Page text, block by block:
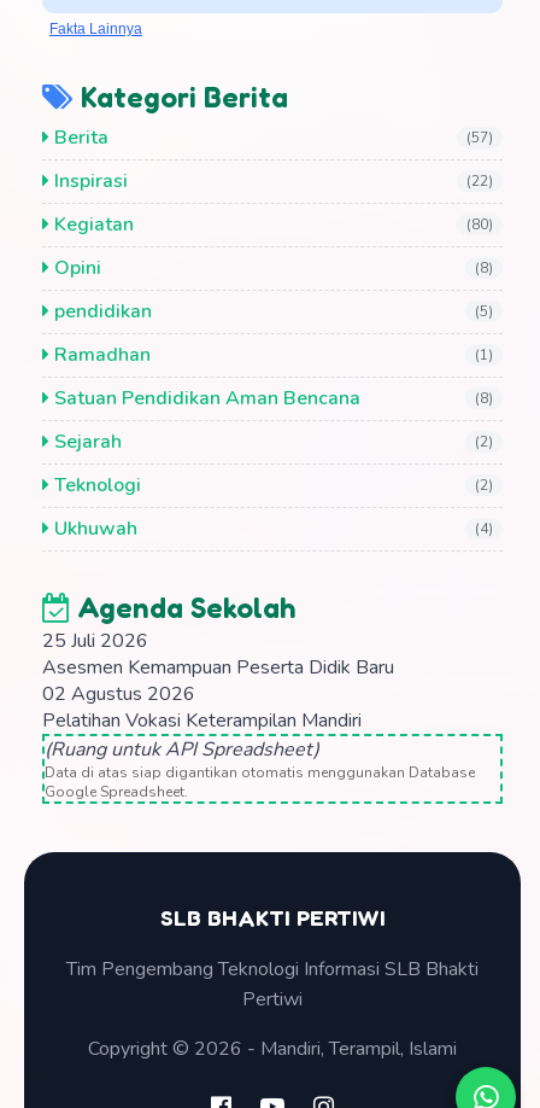
Fakta Lainnya
Kategori Berita
Berita (57)
Inspirasi (22)
Kegiatan (80)
Opini (8)
pendidikan (5)
Ramadhan (1)
Satuan Pendidikan Aman Bencana (8)
Sejarah (2)
Teknologi (2)
Ukhuwah (4)
Agenda Sekolah
25 Juli 2026
Asesmen Kemampuan Peserta Didik Baru
02 Agustus 2026
Pelatihan Vokasi Keterampilan Mandiri
(Ruang untuk API Spreadsheet)
Data di atas siap digantikan otomatis menggunakan Database
Google Spreadsheet.
SLB BHAKTI PERTIWI
Tim Pengembang Teknologi Informasi SLB Bhakti
Pertiwi
Copyright © 2026 - Mandiri, Terampil, Islami